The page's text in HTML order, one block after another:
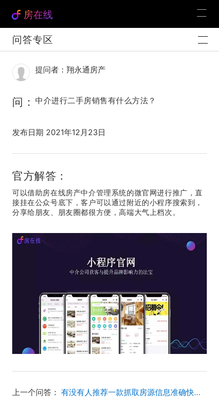
房在线
问答专区
提问者：翔永通房产
问： 中介进行二手房销售有什么方法？
发布日期 2021年12月23日
官方解答：
可以借助房在线房产中介管理系统的微官网进行推广，直
接挂在公众号底下，客户可以通过附近的小程序搜索到，
分享给朋友、朋友圈都很方便，高端大气上档次。
上一个问答：
有没有人推荐一款抓取房源信息准确快速的房产中介管理系统？